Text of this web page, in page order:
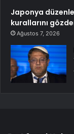
Japonya
kurallarını
Ağustos 7, 2026